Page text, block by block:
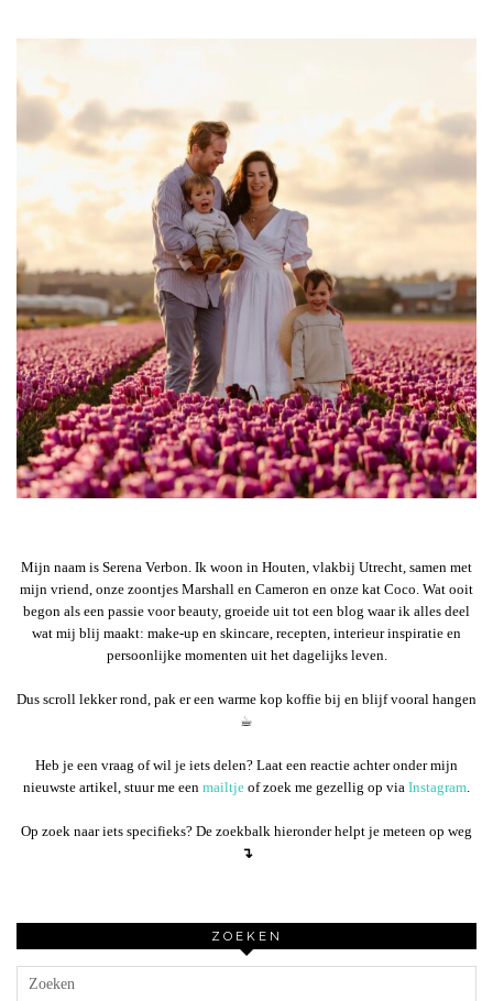
Mijn naam is Serena Verbon. Ik woon in Houten, vlakbij Utrecht, samen met
mijn vriend, onze zoontjes Marshall en Cameron en onze kat Coco. Wat ooit
begon als een passie voor beauty, groeide uit tot een blog waar ik alles deel
wat mij blij maakt: make-up en skincare, recepten, interieur inspiratie en
persoonlijke momenten uit het dagelijks leven.
Dus scroll lekker rond, pak er een warme kop koffie bij en blijf vooral hangen
☕︎
Heb je een vraag of wil je iets delen? Laat een reactie achter onder mijn
nieuwste artikel, stuur me een mailtje of zoek me gezellig op via Instagram.
Op zoek naar iets specifieks? De zoekbalk hieronder helpt je meteen op weg
↴
ZOEKEN